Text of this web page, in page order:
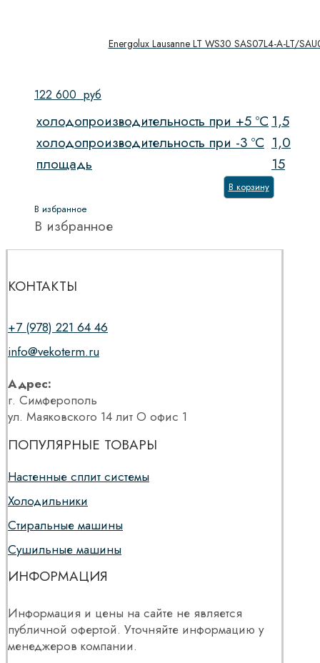
Energolux Lausanne LT WS30 SAS07L4-A-LT/
122 600 руб
холодопроизводительность при +5 ºС 1,5
холодопроизводительность при -3 ºС 1,0
площадь
15
В корзину
В избранное
В избранное
КОНТАКТЫ
+7 (978) 221 64 46
info@vekoterm.ru
Адрес:
г. Симферополь
ул. Маяковского 14 лит О офис 1
ПОПУЛЯРНЫЕ ТОВАРЫ
Настенные сплит системы
Холодильники
Стиральные машины
Сушильные машины
ИНФОРМАЦИЯ
Информация и цены на сайте не является
публичной офертой. Уточняйте информацию у
менеджеров компании.